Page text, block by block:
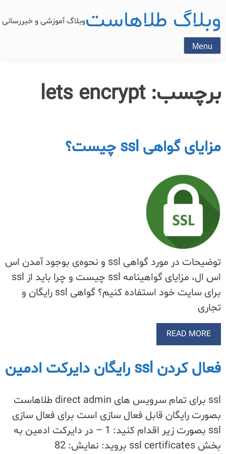
وبلاگ طلاهاستوبلاگ آموزشی و
Menu
برچسب:lets encrypt
مزایای گواهی ssl چیست؟
توضیحات در مورد گواهی ssl و نحوه‌ی بوجود آمدن اس
اس ال، مزایای گواهینامه ssl چیست و چرا باید از ssl
برای سایت خود استفاده کنیم؟ گواهی ssl رایگان و
تجاری
READ MORE
فعال کردن ssl رایگان دایرکت ادمین
ssl برای تمام سرویس های direct admin طلاهاست
بصورت رایگان قابل فعال سازی است برای فعال سازی
ssl بصورت زیر اقدام کنید: 1 – در دایرکت ادمین به
بخش ssl certificates بروید: نمایش: 82